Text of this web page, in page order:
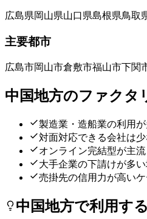
広島県岡山県山口県島根県鳥取
主要都市
広島市岡山市倉敷市福山市下関
中国地方のファクタ
製造業・造船業の利用
対面対応できる会社は
オンライン完結型が主流
大手企業の下請けが多
売掛先の信用力が高い
中国地方で利用す